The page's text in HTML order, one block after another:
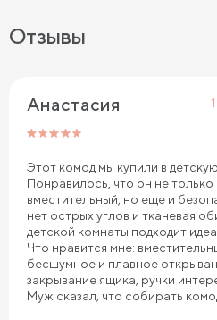
Отзывы
Анастасия
Этот комод мы купили в
Понравилось, что он не только
вместительный, но еще и
нет острых углов и тканевая
детской комнаты подходит
Что нравится мне:
бесшумное и плавное
закрывание ящика, ручки
Муж сказал, что собирать